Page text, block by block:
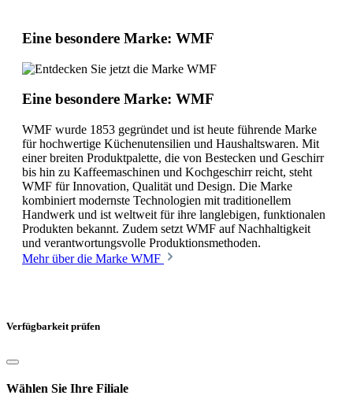
Eine besondere Marke: WMF
Eine besondere Marke: WMF
WMF wurde 1853 gegründet und ist heute führende Marke
für hochwertige Küchenutensilien und Haushaltswaren. Mit
einer breiten Produktpalette, die von Bestecken und Geschirr
bis hin zu Kaffeemaschinen und Kochgeschirr reicht, steht
WMF für Innovation, Qualität und Design. Die Marke
kombiniert modernste Technologien mit traditionellem
Handwerk und ist weltweit für ihre langlebigen, funktionalen
Produkten bekannt. Zudem setzt WMF auf Nachhaltigkeit
und verantwortungsvolle Produktionsmethoden.
Mehr über die Marke WMF
Verfügbarkeit prüfen
Wählen Sie Ihre Filiale